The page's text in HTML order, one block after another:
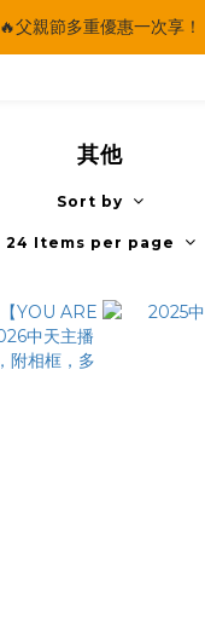
🔥父親節多重優惠一次享！
🔥父親節多重優惠一次享！
🔥父親節多重優惠一次享！
其他
Sort by
24 Items per page